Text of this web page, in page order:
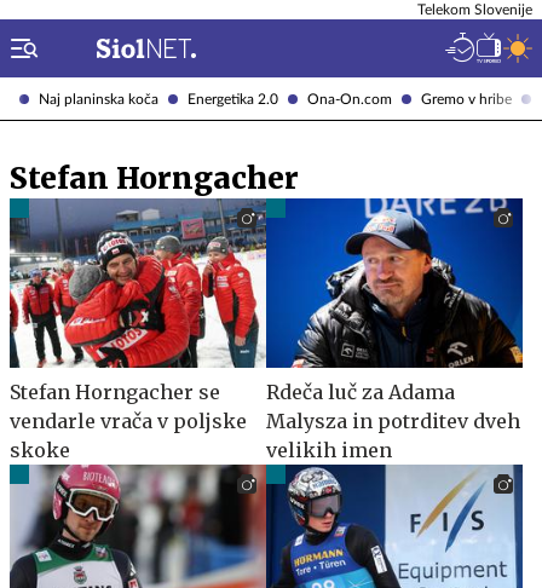
Naj planinska koča Energetika 2.0 Ona-On.com Gremo v hribe
Telekom Slovenije
Stefan Horngacher
Stefan Horngacher se
vendarle vrača v poljske
skoke
Rdeča luč za Adama
Malysza in potrditev dveh
velikih imen